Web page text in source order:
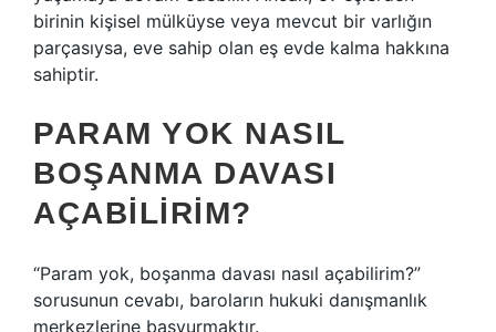
birinin kişisel mülküyse veya mevcut bir varlığın
parçasıysa, eve sahip olan eş evde kalma hakkına
sahiptir.
PARAM YOK NASIL
BOŞANMA DAVASI
AÇABILIRIM?
“Param yok, boşanma davası nasıl açabilirim?”
sorusunun cevabı, baroların hukuki danışmanlık
merkezlerine başvurmaktır.